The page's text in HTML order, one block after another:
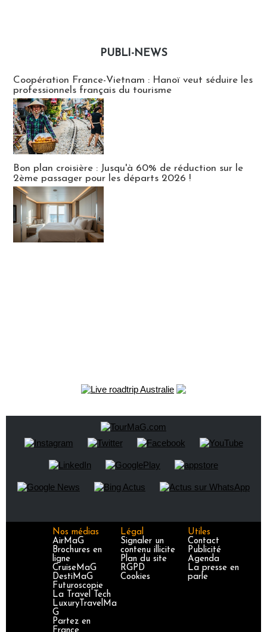
PUBLI-NEWS
Coopération France-Vietnam : Hanoï veut séduire les
professionnels français du tourisme
Bon plan croisière : Jusqu'à 60% de réduction sur le
2ème passager pour les départs 2026 !
Nos médias
AirMaG
Brochures en
ligne
CruiseMaG
DestiMaG
Futuroscopie
La Travel Tech
LuxuryTravelMa
G
Partez en
Légal
Signaler un
contenu illicite
Plan du site
RGPD
Cookies
Utiles
Contact
Publicité
Agenda
La presse en
parle